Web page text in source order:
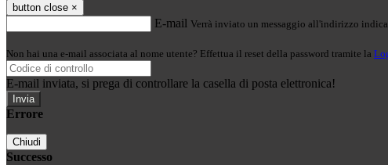
button close ×
E-mail Verrà inviato un messaggio all'indirizzo
Non hai una e-mail associata al nome utente? Effettua il reset della password tramite la
E-mail inviata, si prega di controllare la casella di posta elettronica!
Errore
Chiudi
Successo